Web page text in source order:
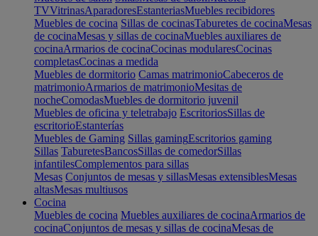
TVVitrinasAparadoresEstanteriasMuebles recibidores
Muebles de cocina Sillas de cocinasTaburetes de cocinaMesas
de cocinaMesas y sillas de cocinaMuebles auxiliares de
cocinaArmarios de cocinaCocinas modularesCocinas
completasCocinas a medida
Muebles de dormitorio Camas matrimonioCabeceros de
matrimonioArmarios de matrimonioMesitas de
nocheComodasMuebles de dormitorio juvenil
Muebles de oficina y teletrabajo EscritoriosSillas de
escritorioEstanterías
Muebles de Gaming Sillas gamingEscritorios gaming
Sillas TaburetesBancosSillas de comedorSillas
infantilesComplementos para sillas
Mesas Conjuntos de mesas y sillasMesas extensiblesMesas
altasMesas multiusos
Cocina
Muebles de cocina Muebles auxiliares de cocinaArmarios de
cocinaConjuntos de mesas y sillas de cocinaMesas de